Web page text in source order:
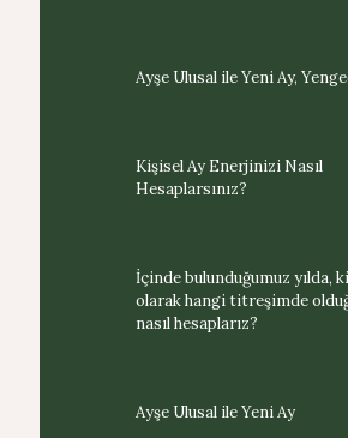
Ayşe Ulusal ile Yeni Ay,
Kişisel Ay Enerjinizi Nasıl
Hesaplarsınız?
İçinde bulunduğumuz yılda,
olarak hangi titreşimde
nasıl hesaplarız?
Ayşe Ulusal ile Yeni Ay